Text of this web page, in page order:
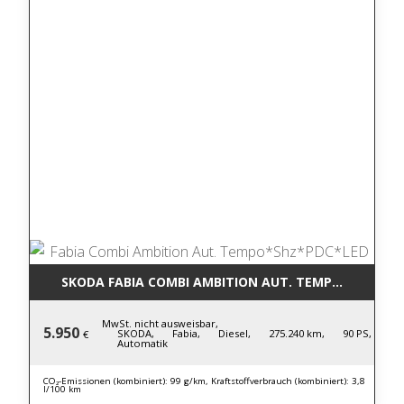
SKODA FABIA COMBI AMBITION AUT.
5.950 €
MwSt. nicht ausweisbar,
SKODA, Fabia, Diesel, 275.240 km, 90 PS,
Automatik
CO₂-Emissionen (kombiniert): 99 g/km, Kraftstoffverbrauch (kombiniert): 3,8
l/100 km